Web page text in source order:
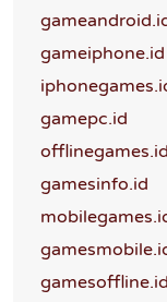
gameiphone.id
gamepc.id
offlinegames.id
gamesinfo.id
gamesoffline.id